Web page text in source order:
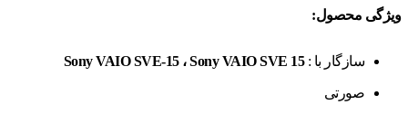
ویژگی محصول:
سازگار با :Sony VAIO SVE-15 ، Sony VAIO SVE 15
صورتی